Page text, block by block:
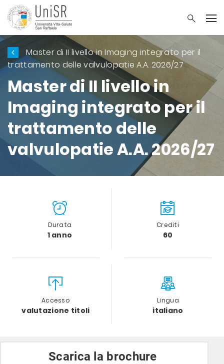
Master di II livello in Imaging integrato per il
trattamento delle valvulopatie A.A. 2026/27
Master di II livello in
Imaging integrato per il
trattamento delle
valvulopatie A.A. 2026/27
Durata
1 anno
Crediti
60
Accesso
valutazione titoli
Lingua
italiano
Scarica la brochure